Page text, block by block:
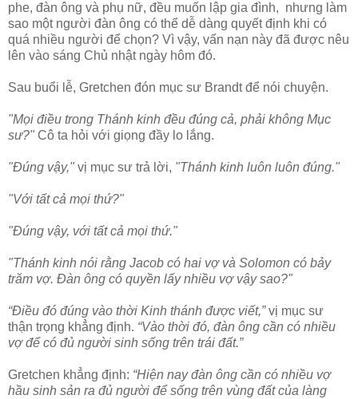
phe, đàn ông và phụ nữ, đều muốn lập gia đình, nhưng làm
sao một người đàn ông có thể dễ dàng quyết định khi có
quá nhiều người để chọn? Vì vậy, vấn nạn này đã được nêu
lên vào sáng Chủ nhật ngày hôm đó.
Sau buổi lễ, Gretchen đón mục sư Brandt để nói chuyện.
"Mọi điều trong Thánh kinh đều đúng cả, phải không Mục
sư?" Cô ta hỏi với giọng đầy lo lắng.
"Đúng vậy," vị mục sư trả lời, "Thánh kinh luôn luôn đúng."
"Với tất cả mọi thứ?"
"Đúng vậy, với tất cả mọi thứ."
"Thánh kinh nói rằng Jacob có hai vợ và Solomon có bảy
trăm vợ. Đàn ông có quyền lấy nhiều vợ vậy sao?"
“Điều đó đúng vào thời Kinh thánh được viết,”vị mục sư
thận trọng khẳng định. “Vào thời đó, đàn ông cần có nhiều
vợ để có đủ người sinh sống trên trái đất.”
Gretchen khẳng định: “Hiện nay đàn ông cần có nhiều vợ
hầu sinh sản ra đủ người để sống trên vùng đất của làng